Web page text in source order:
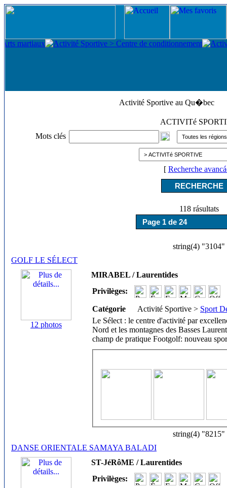
Activité Sportive au Qu�bec
ACTIVITé
Mots clés
[ Recherche
118 rásultats
string(4) "3104"
GOLF LE SÉLECT
12 photos
MIRABEL / Laurentides
Privilèges:
Catégorie Activité Sportive > Sport
Le Sélect : le centre d'activité par
Nord et les montagnes des Basses
champ de pratique Footgolf: nouveau
string(4) "8215"
DANSE ORIENTALE SAMAYA BALADI
ST-JéRôME / Laurentides
Privilèges: